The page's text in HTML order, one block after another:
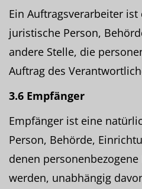
Ein Auftragsverarbeiter
juristische Person,
andere Stelle, die
Auftrag des
3.6 Empfänger
Empfänger ist eine
Person, Behörde,
denen
werden, unabhängig